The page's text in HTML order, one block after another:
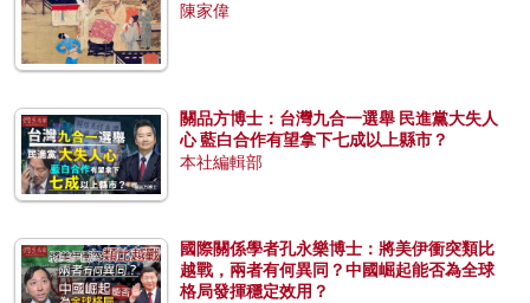
陳家偉
關品方博士：台灣九合一選舉 民進黨大失人
心 藍白合作有望拿下七成以上縣市？
本社編輯部
國際關係學者孔永樂博士：將美伊衝突類比
越戰，兩者有何異同？中國崛起能否為全球
格局發揮穩定效用？